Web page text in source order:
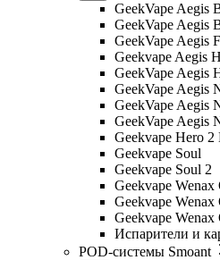
GeekVape Aegis
GeekVape Aegis
GeekVape Aegis
Geekvape Aegis
GeekVape Aegis
GeekVape Aegis
GeekVape Aegis
GeekVape Aegis
Geekvape Hero 2
Geekvape Soul
Geekvape Soul 2
Geekvape Wenax
Geekvape Wenax
Geekvape Wenax
Испарители и
POD-системы Smoant